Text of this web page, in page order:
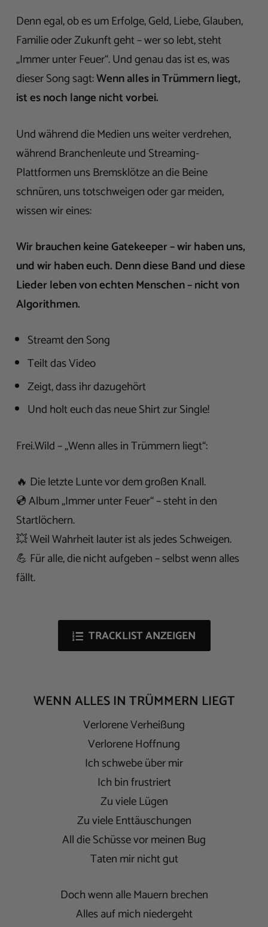
Denn egal, ob es um Erfolge, Geld, Liebe, Glauben,
Familie oder Zukunft geht – wer so lebt, steht
„Immer unter Feuer“. Und genau das ist es, was
dieser Song sagt:Wenn alles in Trümmern liegt,
ist es noch lange nicht vorbei.
Und während die Medien uns weiter verdrehen,
während Branchenleute und Streaming-
Plattformen uns Bremsklötze an die Beine
schnüren, uns totschweigen oder gar meiden,
wissen wir eines:
Wir brauchen keine Gatekeeper – wir haben uns,
und wir haben euch. Denn diese Band und diese
Lieder leben von echten Menschen – nicht von
Algorithmen.
Streamt den Song
Teilt das Video
Zeigt, dass ihr dazugehört
Und holt euch das neue Shirt zur Single!
Frei.Wild – „Wenn alles in Trümmern liegt“:
🔥 Die letzte Lunte vor dem großen Knall.
💿 Album „Immer unter Feuer“ – steht in den
Startlöchern.
💥 Weil Wahrheit lauter ist als jedes Schweigen.
💪 Für alle, die nicht aufgeben – selbst wenn alles
fällt.
TRACKLIST ANZEIGEN
WENN ALLES IN TRÜMMERN LIEGT
Verlorene Verheißung
Verlorene Hoffnung
Ich schwebe über mir
Ich bin frustriert
Zu viele Lügen
Zu viele Enttäuschungen
All die Schüsse vor meinen Bug
Taten mir nicht gut
Doch wenn alle Mauern brechen
Alles auf mich niedergeht